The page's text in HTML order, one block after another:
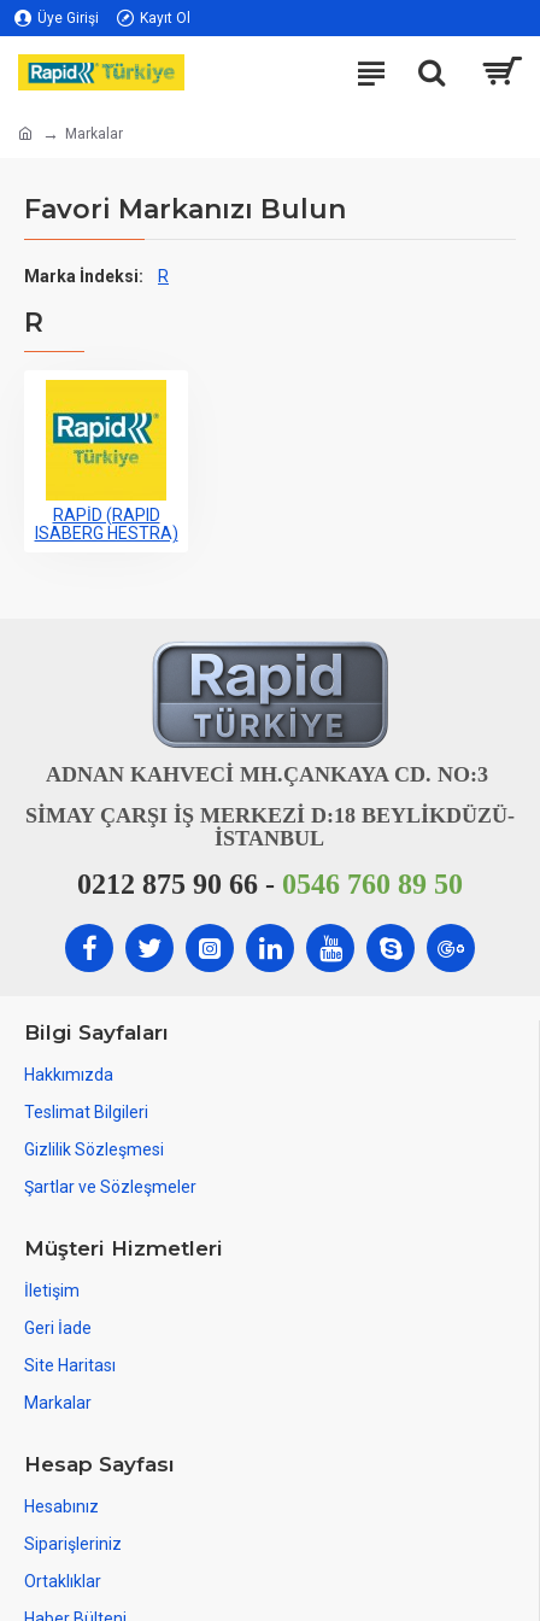
Üye Girişi Kayıt Ol
Markalar
Favori Markanızı Bulun
Marka İndeksi: R
R
RAPİD (RAPID
ISABERG HESTRA)
ADNAN KAHVECİ MH.ÇANKAYA CD. NO:3
SİMAY ÇARŞI İŞ MERKEZİ D:18 BEYLİKDÜZÜ-
İSTANBUL
0212 875 90 66 - 0546 760 89 50
Bilgi Sayfaları
Hakkımızda
Teslimat Bilgileri
Gizlilik Sözleşmesi
Şartlar ve Sözleşmeler
Müşteri Hizmetleri
İletişim
Geri İade
Site Haritası
Markalar
Hesap Sayfası
Hesabınız
Siparişleriniz
Ortaklıklar